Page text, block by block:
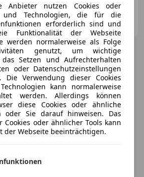
Anbieter nutzen Cookies oder
und Technologien, die für die
erforderlich sind und
Funktionalität der Webseite
werden normalerweise als Folge
genutzt, um wichtige
Setzen und Aufrechterhalten
oder Datenschutzeinstellungen
Die Verwendung dieser Cookies
kann normalerweise
werden. Allerdings können
diese Cookies oder ähnliche
oder Sie darauf hinweisen. Das
Cookies oder ähnlicher Tools kann
der Webseite beeinträchtigen.